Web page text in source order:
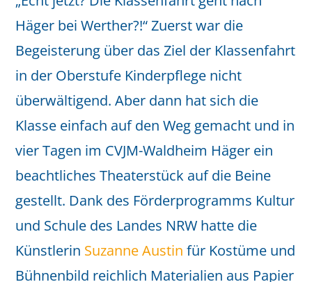
Häger bei Werther?!“ Zuerst war die
Begeisterung über das Ziel der Klassenfahrt
in der Oberstufe Kinderpflege nicht
überwältigend. Aber dann hat sich die
Klasse einfach auf den Weg gemacht und in
vier Tagen im CVJM-Waldheim Häger ein
beachtliches Theaterstück auf die Beine
gestellt. Dank des Förderprogramms Kultur
und Schule des Landes NRW hatte die
Künstlerin Suzanne Austin für Kostüme und
Bühnenbild reichlich Materialien aus Papier